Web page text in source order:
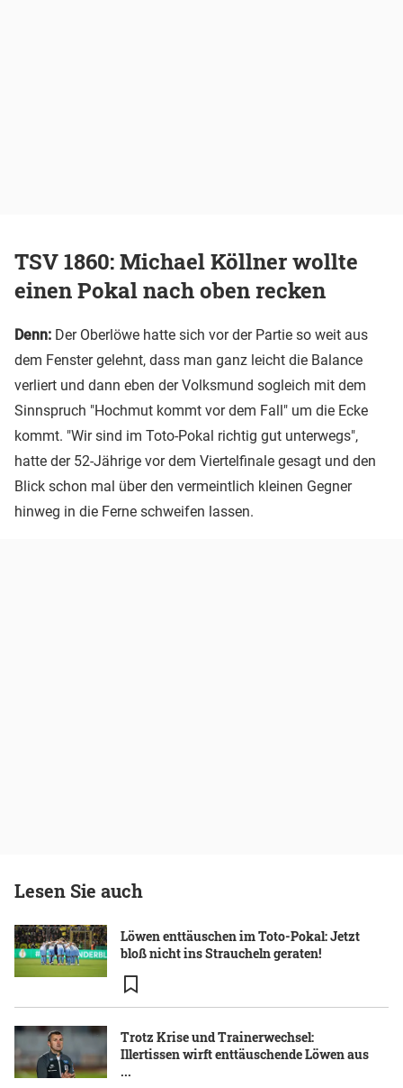
TSV 1860: Michael Köllner wollte
einen Pokal nach oben recken
Denn: Der Oberlöwe hatte sich vor der Partie so weit aus
dem Fenster gelehnt, dass man ganz leicht die Balance
verliert und dann eben der Volksmund sogleich mit dem
Sinnspruch "Hochmut kommt vor dem Fall" um die Ecke
kommt. "Wir sind im Toto-Pokal richtig gut unterwegs",
hatte der 52-Jährige vor dem Viertelfinale gesagt und den
Blick schon mal über den vermeintlich kleinen Gegner
hinweg in die Ferne schweifen lassen.
Lesen Sie auch
Löwen enttäuschen im Toto-Pokal: Jetzt
bloß nicht ins Straucheln geraten!
Trotz Krise und Trainerwechsel:
Illertissen wirft enttäuschende Löwen aus
...